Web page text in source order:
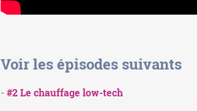
Voir les épisodes suivants
- #2 Le chauffage low-tech